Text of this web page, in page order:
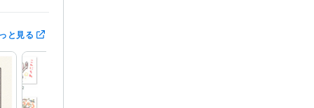
ジェク
と見る